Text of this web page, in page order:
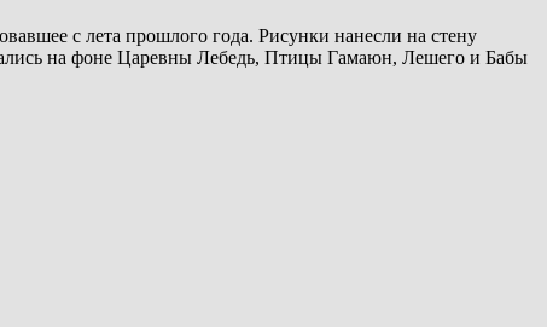
с лета прошлого года. Рисунки нанесли на стену
на фоне Царевны Лебедь, Птицы Гамаюн, Лешего и Бабы